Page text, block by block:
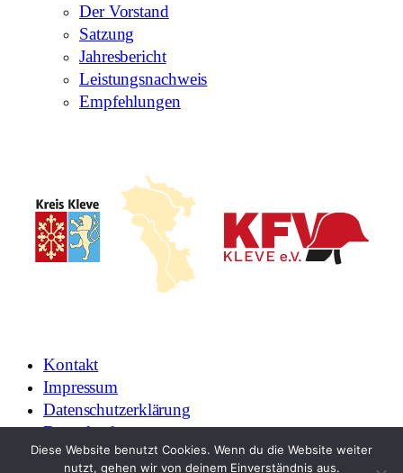
Der Vorstand
Satzung
Jahresbericht
Leistungsnachweis
Empfehlungen
Kontakt
Impressum
Datenschutzerklärung
Downloads
Login
Diese Website benutzt Cookies. Wenn du die Website weiter
nutzt, gehen wir von deinem Einverständnis aus.